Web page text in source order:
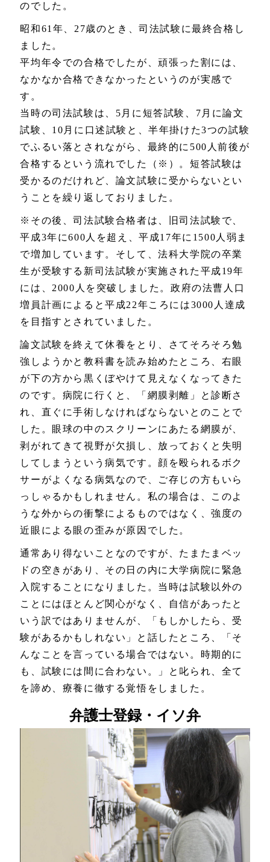
のでした。
昭和61年、27歳のとき、司法試験に最終合格し
ました。
平均年令での合格でしたが、頑張った割には、
なかなか合格できなかったというのが実感で
す。
当時の司法試験は、5月に短答試験、7月に論文
試験、10月に口述試験と、半年掛けた3つの試験
でふるい落とされながら、最終的に500人前後が
合格するという流れでした（※）。短答試験は
受かるのだけれど、論文試験に受からないとい
うことを繰り返しておりました。
※その後、司法試験合格者は、旧司法試験で、
平成3年に600人を超え、平成17年に1500人弱ま
で増加しています。そして、法科大学院の卒業
生が受験する新司法試験が実施された平成19年
には、2000人を突破しました。政府の法曹人口
増員計画によると平成22年ころには3000人達成
を目指すとされていました。
論文試験を終えて休養をとり、さてそろそろ勉
強しようかと教科書を読み始めたところ、右眼
が下の方から黒くぼやけて見えなくなってきた
のです。病院に行くと、「網膜剥離」と診断さ
れ、直ぐに手術しなければならないとのことで
した。眼球の中のスクリーンにあたる網膜が、
剥がれてきて視野が欠損し、放っておくと失明
してしまうという病気です。顔を殴られるボク
サーがよくなる病気なので、ご存じの方もいら
っしゃるかもしれません。私の場合は、このよ
うな外からの衝撃によるものではなく、強度の
近眼による眼の歪みが原因でした。
通常あり得ないことなのですが、たまたまベッ
ドの空きがあり、その日の内に大学病院に緊急
入院することになりました。当時は試験以外の
ことにはほとんど関心がなく、自信があったと
いう訳ではありませんが、「もしかしたら、受
験があるかもしれない」と話したところ、「そ
んなことを言っている場合ではない。時期的に
も、試験には間に合わない。」と叱られ、全て
を諦め、療養に徹する覚悟をしました。
弁護士登録・イソ弁